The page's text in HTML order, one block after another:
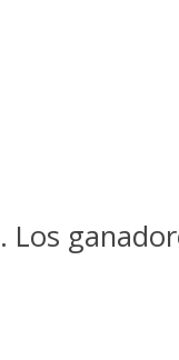
Los